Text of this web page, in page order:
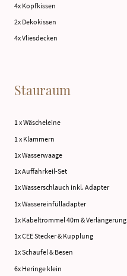
4x Kopfkissen
2x Dekokissen
4x Vliesdecken
Stauraum
1 x Wäscheleine
1 x Klammern
1x Wasserwaage
1x Auffahrkeil-Set
1x Wasserschlauch inkl. Adapter
1x Wassereinfülladapter
1x Kabeltrommel 40m & Verlängerung
1x CEE Stecker & Kupplung
1x Schaufel & Besen
6x Heringe klein